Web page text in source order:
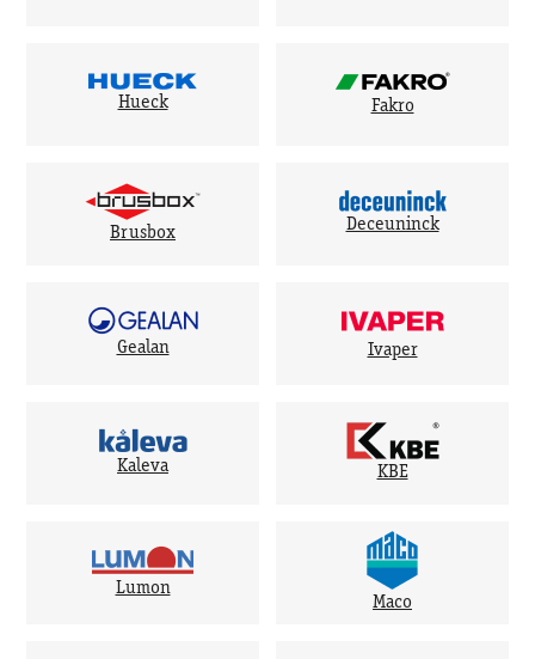
Hueck Fakro
Brusbox Deceuninck
Gealan Ivaper
Kaleva KBE
Lumon
Maco